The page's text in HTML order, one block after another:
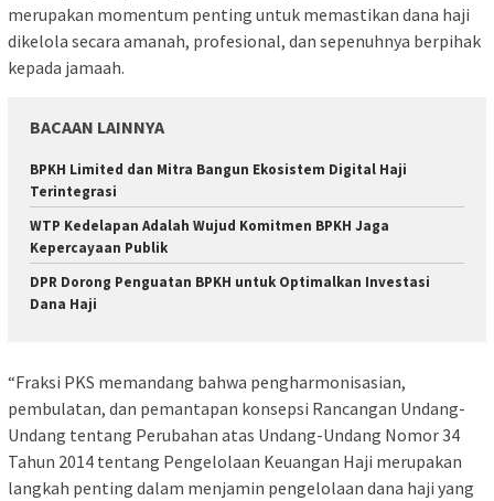
merupakan momentum penting untuk memastikan dana haji
dikelola secara amanah, profesional, dan sepenuhnya berpihak
kepada jamaah.
BACAAN LAINNYA
BPKH Limited dan Mitra Bangun Ekosistem Digital Haji
Terintegrasi
WTP Kedelapan Adalah Wujud Komitmen BPKH Jaga
Kepercayaan Publik
DPR Dorong Penguatan BPKH untuk Optimalkan Investasi
Dana Haji
“Fraksi PKS memandang bahwa pengharmonisasian,
pembulatan, dan pemantapan konsepsi Rancangan Undang-
Undang tentang Perubahan atas Undang-Undang Nomor 34
Tahun 2014 tentang Pengelolaan Keuangan Haji merupakan
langkah penting dalam menjamin pengelolaan dana haji yang